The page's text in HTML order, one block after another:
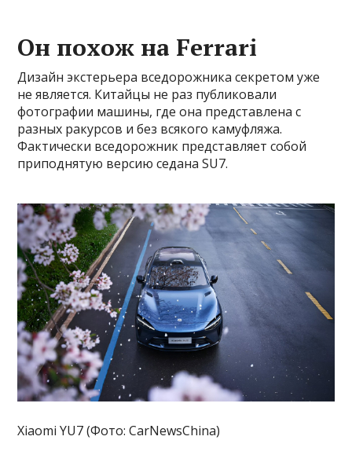
Он похож на Ferrari
Дизайн экстерьера вседорожника секретом уже
не является. Китайцы не раз публиковали
фотографии машины, где она представлена с
разных ракурсов и без всякого камуфляжа.
Фактически вседорожник представляет собой
приподнятую версию седана SU7.
Xiaomi YU7 (Фото: CarNewsChina)